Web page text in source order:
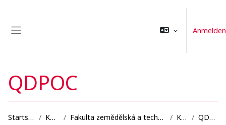
Anmelden
QDPOC
Startseite Kurse Fakulta zemědělská a technologická KBD QDPOC